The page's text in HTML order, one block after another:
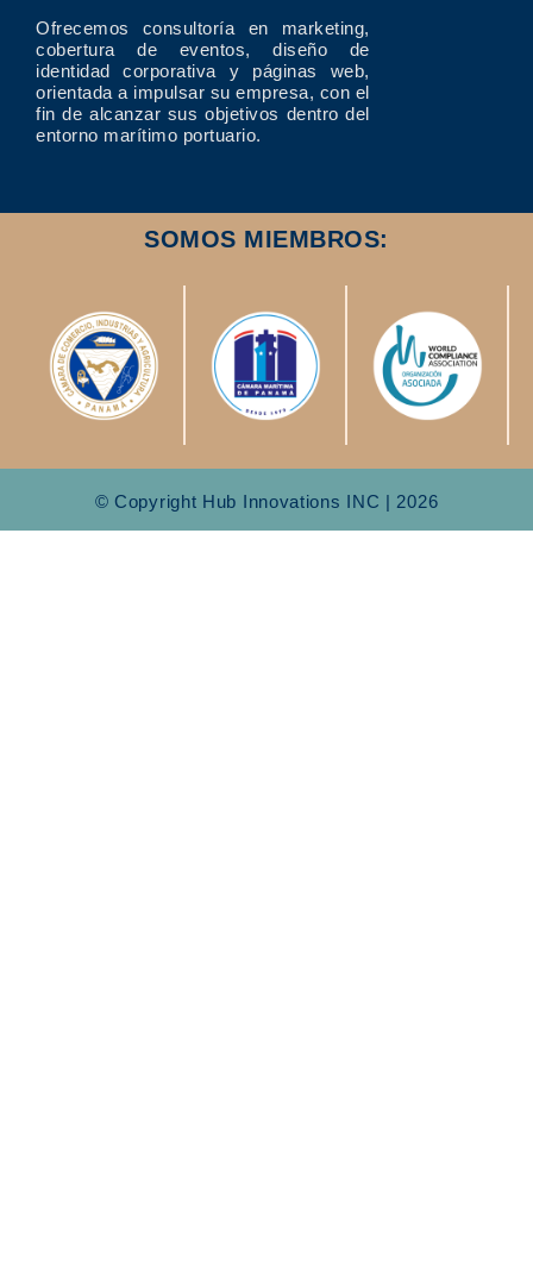
Ofrecemos consultoría en marketing,
cobertura de eventos, diseño de
identidad corporativa y páginas web,
orientada a impulsar su empresa, con el
fin de alcanzar sus objetivos dentro del
entorno marítimo portuario.
SOMOS MIEMBROS:
© Copyright Hub Innovations INC | 2026